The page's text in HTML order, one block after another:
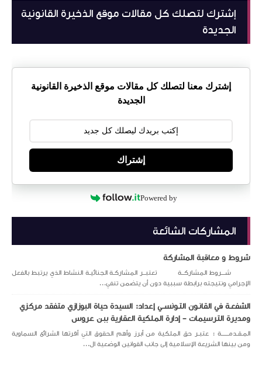
إشترك لتصلك كل مقالات موقع الذخيرة القانونية
الجديدة
إشترك معنا لتصلك كل مقالات موقع الذخيرة القانونية
الجديدة
إشتراك
Powered by
المشاركات الشائعة
شروط و معاقبة المشاركة
شـــروط المشاركــة تعتبــر المشاركـة الجنائيـة النشاط الذي يرتبط بالفعل
الإجرامي ونتيجته برابطة سببية دون أن يتضمن تنفي...
الشفعـة في القانـون التـونســي إعداد: السيدة حياة البوزازي متفقد مركزي
ومديرة الترسيمات – إدارة الملكية العقارية ببن عروس
المـقـدمــــــة : عتبـر حق الملكية من أبرز وأهم الحقوق التي أقرتها الشرائع السماوية
ومن بينها الشريعة الإسلامية إلى جانب القوانين الوضعية ال...